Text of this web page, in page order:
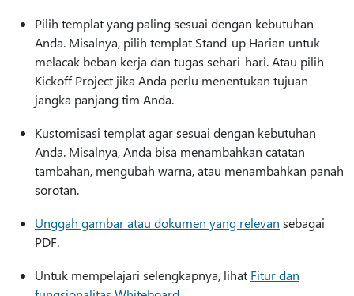
Pilih templat yang paling sesuai dengan kebutuhan
Anda. Misalnya, pilih templat Stand-up Harian untuk
melacak beban kerja dan tugas sehari-hari. Atau pilih
Kickoff Project jika Anda perlu menentukan tujuan
jangka panjang tim Anda.
Kustomisasi templat agar sesuai dengan kebutuhan
Anda. Misalnya, Anda bisa menambahkan catatan
tambahan, mengubah warna, atau menambahkan panah
sorotan.
Unggah gambar atau dokumen yang relevan sebagai
PDF.
Untuk mempelajari selengkapnya, lihat Fitur dan